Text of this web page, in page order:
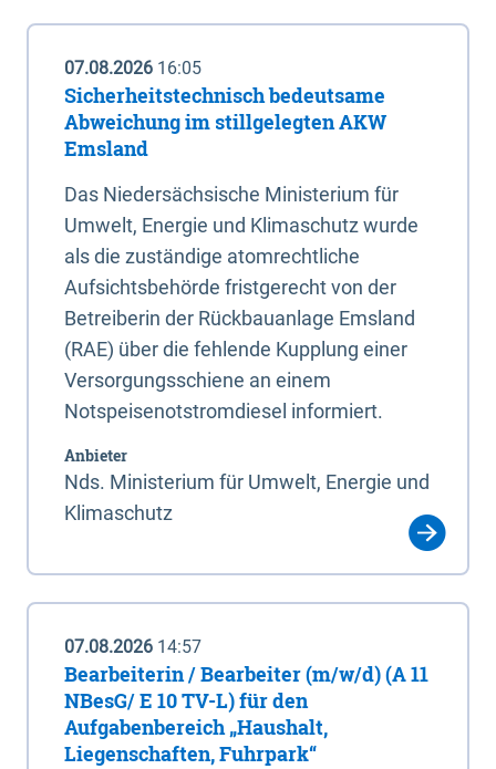
07.08.2026 16:05
Sicherheitstechnisch bedeutsame
Abweichung im stillgelegten AKW
Emsland
Das Niedersächsische Ministerium für
Umwelt, Energie und Klimaschutz wurde
als die zuständige atomrechtliche
Aufsichtsbehörde fristgerecht von der
Betreiberin der Rückbauanlage Emsland
(RAE) über die fehlende Kupplung einer
Versorgungsschiene an einem
Notspeisenotstromdiesel informiert.
Anbieter
Nds. Ministerium für Umwelt, Energie und
Klimaschutz
07.08.2026 14:57
Bearbeiterin / Bearbeiter (m/w/d) (A 11
NBesG/ E 10 TV-L) für den
Aufgabenbereich „Haushalt,
Liegenschaften, Fuhrpark“